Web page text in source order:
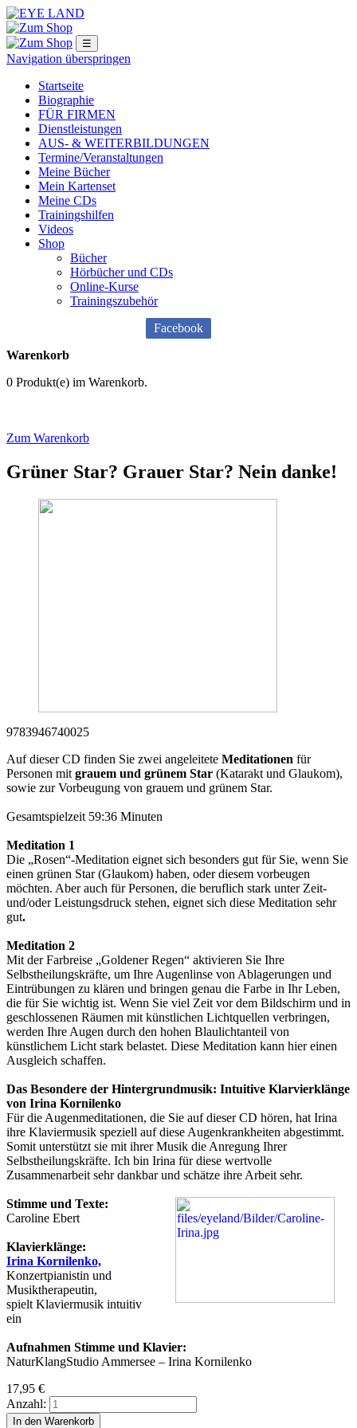
☰
Navigation überspringen
Startseite
Biographie
FÜR FIRMEN
Dienstleistungen
AUS- & WEITERBILDUNGEN
Termine/Veranstaltungen
Meine Bücher
Mein Kartenset
Meine CDs
Trainingshilfen
Videos
Shop
Bücher
Hörbücher und CDs
Online-Kurse
Trainingszubehör
Facebook
Warenkorb
0 Produkt(e) im Warenkorb.
Zum Warenkorb
Grüner Star? Grauer Star? Nein danke!
9783946740025
Auf dieser CD finden Sie zwei angeleitete Meditationen für
Personen mit grauem und grünem Star (Katarakt und Glaukom),
sowie zur Vorbeugung von grauem und grünem Star.
Gesamtspielzeit 59:36 Minuten
Meditation 1
Die „Rosen“-Meditation eignet sich besonders gut für Sie, wenn Sie
einen grünen Star (Glaukom) haben, oder diesem vorbeugen
möchten. Aber auch für Personen, die beruflich stark unter Zeit-
und/oder Leistungsdruck stehen, eignet sich diese Meditation sehr
gut.
Meditation 2
Mit der Farbreise „Goldener Regen“ aktivieren Sie Ihre
Selbstheilungskräfte, um Ihre Augenlinse von Ablagerungen und
Eintrübungen zu klären und bringen genau die Farbe in Ihr Leben,
die für Sie wichtig ist. Wenn Sie viel Zeit vor dem Bildschirm und in
geschlossenen Räumen mit künstlichen Lichtquellen verbringen,
werden Ihre Augen durch den hohen Blaulichtanteil von
künstlichem Licht stark belastet. Diese Meditation kann hier einen
Ausgleich schaffen.
Das Besondere der Hintergrundmusik: Intuitive Klarvierklänge
von Irina Kornilenko
Für die Augenmeditationen, die Sie auf dieser CD hören, hat Irina
ihre Klaviermusik speziell auf diese Augenkrankheiten abgestimmt.
Somit unterstützt sie mit ihrer Musik die Anregung Ihrer
Selbstheilungskräfte. Ich bin Irina für diese wertvolle
Zusammenarbeit sehr dankbar und schätze ihre Arbeit sehr.
Stimme und Texte:
Caroline Ebert
Klavierklänge:
Irina Kornilenko,
Konzertpianistin und
Musiktherapeutin,
spielt Klaviermusik intuitiv
ein
Aufnahmen Stimme und Klavier:
NaturKlangStudio Ammersee – Irina Kornilenko
17,95 €
Anzahl: